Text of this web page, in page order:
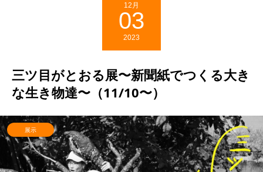
12月
03
2023
三ツ目がとおる展〜新聞紙でつくる大き
な生き物達〜（11/10〜）
展示